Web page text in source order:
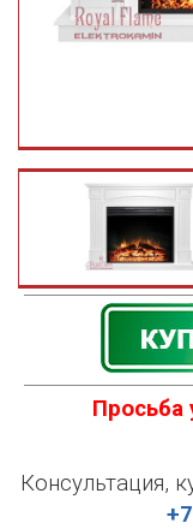
Просьба
Консультация,